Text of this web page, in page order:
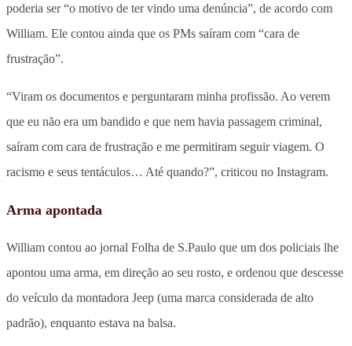
poderia ser “o motivo de ter vindo uma denúncia”, de acordo com
William. Ele contou ainda que os PMs saíram com “cara de
frustração”.
“Viram os documentos e perguntaram minha profissão. Ao verem
que eu não era um bandido e que nem havia passagem criminal,
saíram com cara de frustração e me permitiram seguir viagem. O
racismo e seus tentáculos… Até quando?”, criticou no Instagram.
Arma apontada
William contou ao jornal Folha de S.Paulo que um dos policiais lhe
apontou uma arma, em direção ao seu rosto, e ordenou que descesse
do veículo da montadora Jeep (uma marca considerada de alto
padrão), enquanto estava na balsa.